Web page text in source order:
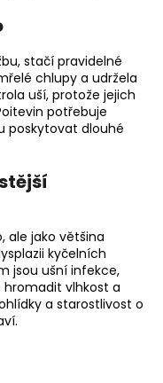
stačí pravidelné
chlupy a udržela
uší, protože jejich
potřebuje
poskytovat dlouhé
ale jako většina
kyčelních
jsou ušní infekce,
hromadit vlhkost a
a starostlivost o